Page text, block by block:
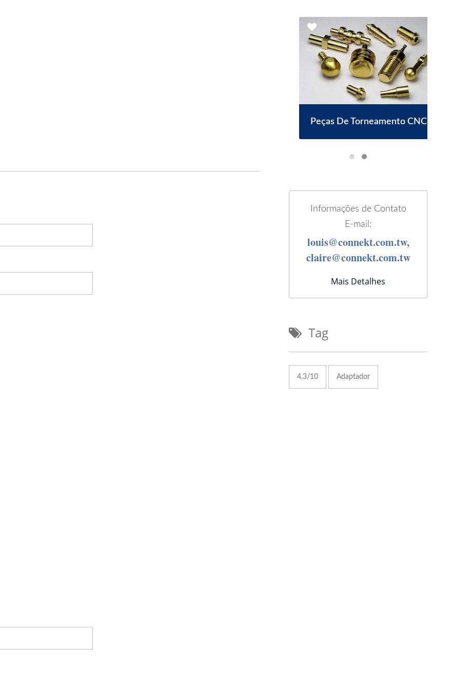
Peças De Torneamento CNC
Informações de Contato
E-mail:
louis@connekt.com.tw,
claire@connekt.com.tw
Mais Detalhes
Tag
4.3/10 Adaptador